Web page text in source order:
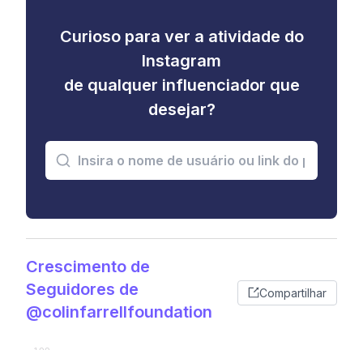
Curioso para ver a atividade do
Instagram
de qualquer influenciador que
desejar?
Crescimento de
Seguidores de
@colinfarrellfoundation
Compartilhar